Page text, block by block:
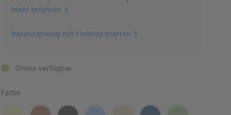
Mehr erfahren
Ratenzahlung mit FlexPay starten
Online verfügbar
Farbe